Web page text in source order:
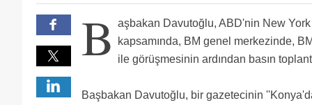
Ya Izmir çigli de egitimde kullanilan 50 senelik
Konyadaki modernize edilen F5 leri hurdaya
ise 27 senede 30 F-16.
2013 de Genelkurmay başkanı, Sivas'ta düşen f-4
Şimdi bu kafaya tır ile f-4 ün farkını anlatana kadar
damperli kamyon alıp hafriyat işine girelim..
birleşsin bir f 4 kullansın... bakın kanal İstanbul
bence sen sus sn cunhurbaskanımız konussun o
Davutoglu F4 te ucurulsun, arkada
Ben bu cahilliğimle bile bir uçak düşmüşse nedeen
1 Aksarayin insa maliyeti yaklasik olarak 20
Pilotaj hatası gözardı edilemez. Bunu kafanıza
B aşbakan Davutoğlu, ABD'nin New York
kapsamında, BM genel merkezinde,
ile görüşmesinin ardından basın
Başbakan Davutoğlu, bir gazetecinin